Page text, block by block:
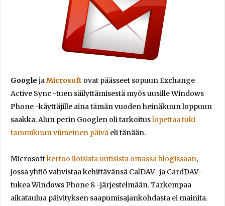
Google jaMicrosoft ovat päässeet sopuun Exchange
Active Sync -tuen säilyttämisestä myös uusille Windows
Phone -käyttäjille aina tämän vuoden heinäkuun loppuun
saakka. Alun perin Googlen oli tarkoituslopettaa tuki
tammikuun viimeinen päivä eli tänään.
Microsoftkertoo iloisista uutisista omassa blogissaan,
jossa yhtiö vahvistaa kehittävänsä CalDAV- ja CardDAV-
tukea Windows Phone 8 -järjestelmään. Tarkempaa
aikataulua päivityksen saapumisajankohdasta ei mainita.